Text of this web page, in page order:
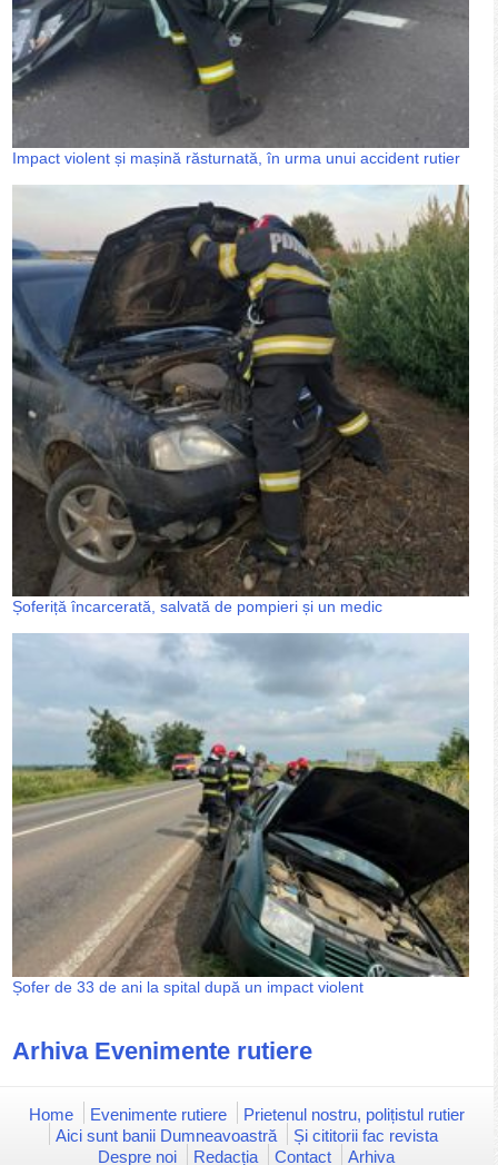
Impact violent și mașină răsturnată, în urma unui accident rutier
Șoferiță încarcerată, salvată de pompieri și un medic
Șofer de 33 de ani la spital după un impact violent
Arhiva Evenimente rutiere
Home Evenimente rutiere
Prietenul nostru, polițistul rutier
Aici sunt banii Dumneavoastră
Și cititorii fac revista
Despre noi
Redacția Contact Arhiva